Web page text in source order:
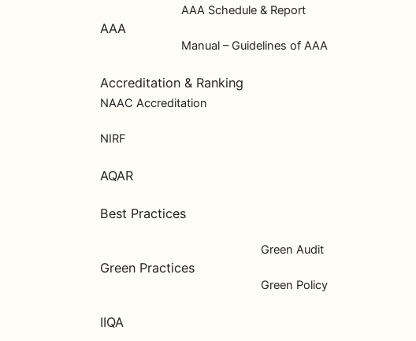
AAA
AAA Schedule & Report
Manual – Guidelines of AAA
Accreditation & Ranking
NAAC Accreditation
NIRF
AQAR
Best Practices
Green Practices
Green Audit
Green Policy
IIQA